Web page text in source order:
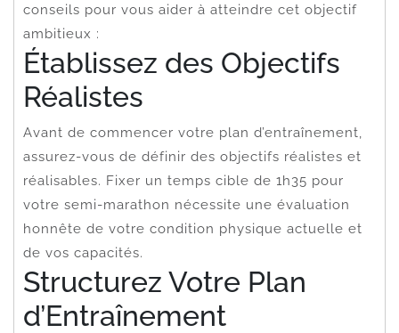
conseils pour vous aider à atteindre cet objectif
ambitieux :
Établissez des Objectifs
Réalistes
Avant de commencer votre plan d’entraînement,
assurez-vous de définir des objectifs réalistes et
réalisables. Fixer un temps cible de 1h35 pour
votre semi-marathon nécessite une évaluation
honnête de votre condition physique actuelle et
de vos capacités.
Structurez Votre Plan
d’Entraînement